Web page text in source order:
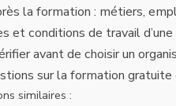
la formation : métiers,
et conditions de travail
avant de choisir un
sur la formation
similaires :